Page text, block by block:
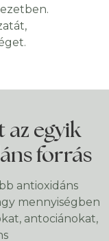
egyik
forrás
antioxidáns
mennyiségben
antociánokat,